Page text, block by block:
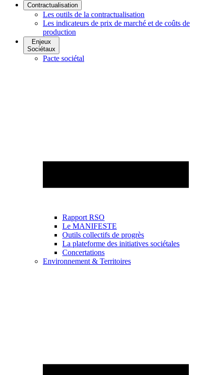
Contractualisation
Les outils de la contractualisation
Les indicateurs de prix de marché et de coûts de
production
Enjeux
Sociétaux
Pacte sociétal
Rapport RSO
Le MANIFESTE
Outils collectifs de progrès
La plateforme des initiatives sociétales
Concertations
Environnement & Territoires